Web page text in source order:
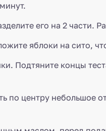
его на 2 части.
яблоки на сито,
Подтяните концы
по центру небольшое